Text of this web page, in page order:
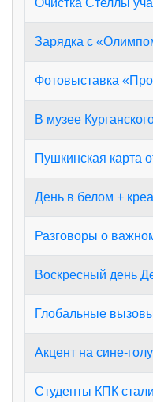
Очистка Стеллы
Зарядка с
Фотовыставка
В музее
Пушкинская карта
День в белом +
Разговоры о
Воскресный день
Глобальные
Акцент на сине-
Студенты КПК